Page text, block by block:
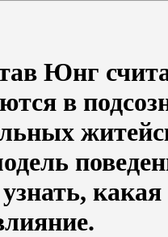
Юнг
в
какая